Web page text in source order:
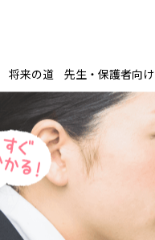
将来の道 先生・保護者向け